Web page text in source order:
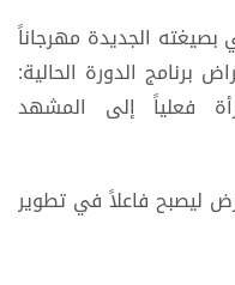
بصيغته الجديدة مهرجاناً
برنامج الدورة الحالية:
فعلياً إلى المشهد
ليصبح فاعلاً في تطوير